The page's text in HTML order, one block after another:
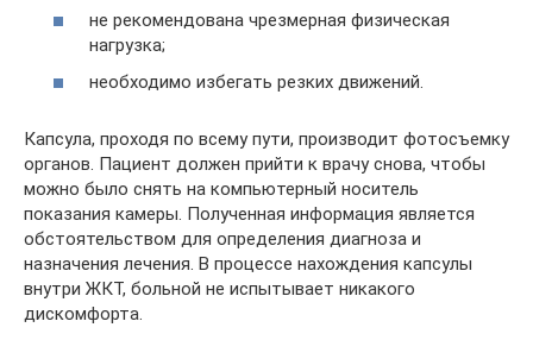
не рекомендована чрезмерная физическая
нагрузка;
необходимо избегать резких движений.
Капсула, проходя по всему пути, производит фотосъемку
органов. Пациент должен прийти к врачу снова, чтобы
можно было снять на компьютерный носитель
показания камеры. Полученная информация является
обстоятельством для определения диагноза и
назначения лечения. В процессе нахождения капсулы
внутри ЖКТ, больной не испытывает никакого
дискомфорта.